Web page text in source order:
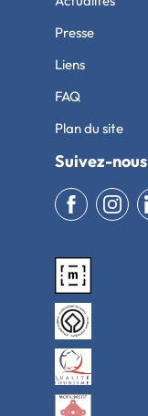
Presse
Liens
FAQ
Plan du site
Suivez-nous